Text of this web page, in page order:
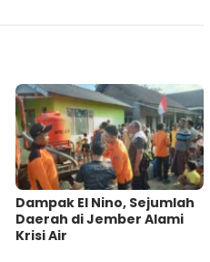
Dampak El Nino, Sejumlah
Daerah di Jember Alami
Krisi Air